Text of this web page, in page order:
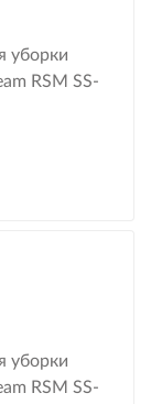
уборки
RSM SS-
уборки
RSM SS-